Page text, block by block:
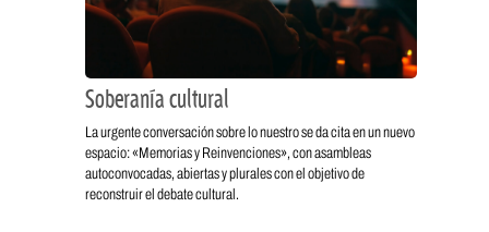
Soberanía cultural
La urgente conversación sobre lo nuestro se da cita en un nuevo
espacio: «Memorias y Reinvenciones», con asambleas
autoconvocadas, abiertas y plurales con el objetivo de
reconstruir el debate cultural.